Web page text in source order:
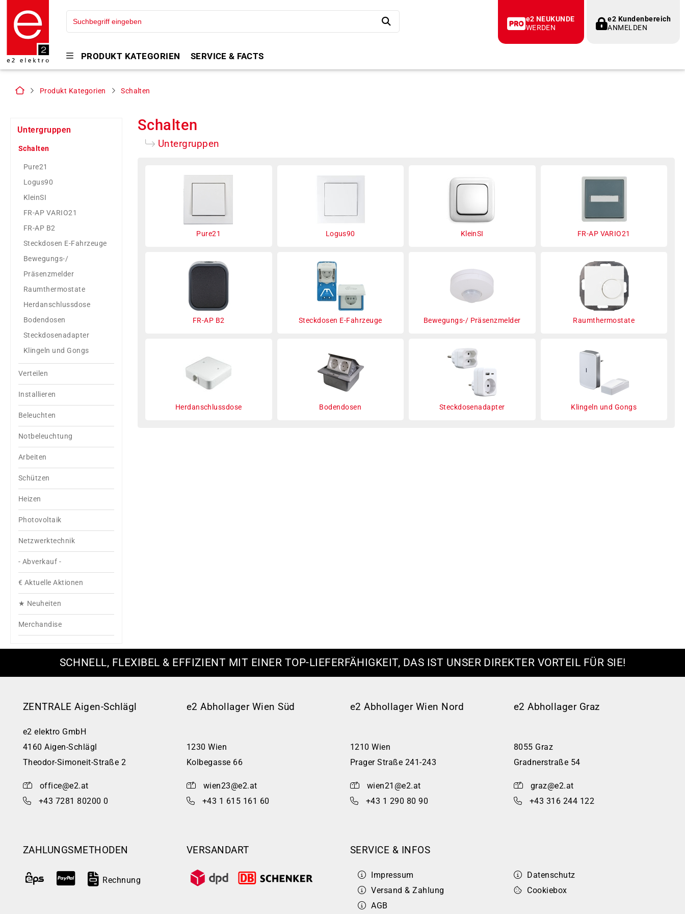
e2 Kundenbereich
ANMELDEN
e2 NEUKUNDE
WERDEN
PRODUKT KATEGORIEN SERVICE & FACTS
Produkt Kategorien Schalten
Untergruppen
Schalten
Pure21
Logus90
KleinSI
FR-AP VARIO21
FR-AP B2
Steckdosen E-Fahrzeuge
Bewegungs-/
Präsenzmelder
Raumthermostate
Herdanschlussdose
Bodendosen
Steckdosenadapter
Klingeln und Gongs
Verteilen
Installieren
Beleuchten
Notbeleuchtung
Arbeiten
Schützen
Heizen
Photovoltaik
Netzwerktechnik
- Abverkauf -
€ Aktuelle Aktionen
★ Neuheiten
Merchandise
Schalten
Untergruppen
Pure21 Logus90 KleinSI FR-AP VARIO21
FR-AP B2 Steckdosen E-Fahrzeuge Bewegungs-/ Präsenzmelder Raumthermostate
Herdanschlussdose Bodendosen Steckdosenadapter Klingeln und Gongs
SCHNELL, FLEXIBEL & EFFIZIENT MIT EINER TOP-LIEFERFÄHIGKEIT, DAS IST UNSER DIREKTER VORTEIL FÜR SIE!
ZENTRALE Aigen-Schlägl
e2 elektro GmbH
4160 Aigen-Schlägl
Theodor-Simoneit-Straße 2
office@e2.at
+43 7281 80200 0
e2 Abhollager Wien Süd
1230 Wien
Kolbegasse 66
wien23@e2.at
+43 1 615 161 60
e2 Abhollager Wien Nord
1210 Wien
Prager Straße 241-243
wien21@e2.at
+43 1 290 80 90
e2 Abhollager Graz
8055 Graz
Gradnerstraße 54
graz@e2.at
+43 316 244 122
ZAHLUNGSMETHODEN
Rechnung
VERSANDART SERVICE & INFOS
Impressum
Versand & Zahlung
AGB
Datenschutz
Cookiebox